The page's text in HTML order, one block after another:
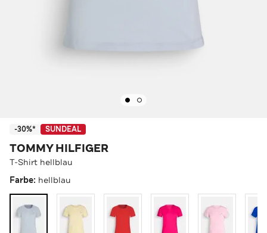
-30%* SUNDEAL
TOMMY HILFIGER
T-Shirt hellblau
Farbe: hellblau